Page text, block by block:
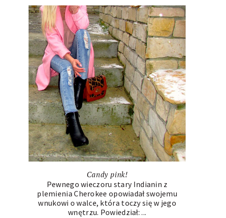
Candy pink!
Pewnego wieczoru stary Indianin z
plemienia Cherokee opowiadał swojemu
wnukowi o walce, która toczy się w jego
wnętrzu. Powiedział: ...